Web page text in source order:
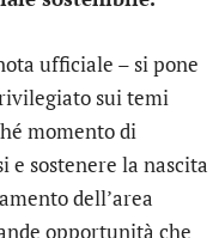
ufficiale – si pone
sui temi
momento di
sostenere la nascita
dell’area
opportunità che